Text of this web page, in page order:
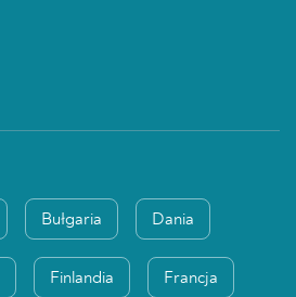
Bułgaria Dania
Finlandia Francja